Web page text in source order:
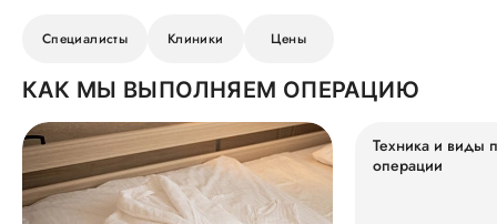
Специалисты Клиники Цены
КАК МЫ ВЫПОЛНЯЕМ ОПЕРАЦИЮ
Техника и виды
операции